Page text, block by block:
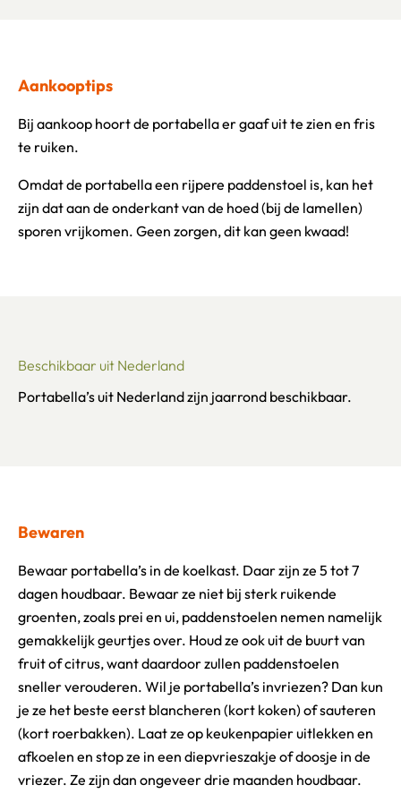
Aankooptips
Bij aankoop hoort de portabella er gaaf uit te zien en fris
te ruiken.
Omdat de portabella een rijpere paddenstoel is, kan het
zijn dat aan de onderkant van de hoed (bij de lamellen)
sporen vrijkomen. Geen zorgen, dit kan geen kwaad!
Beschikbaar uit Nederland
Portabella’s uit Nederland zijn jaarrond beschikbaar.
Bewaren
Bewaar portabella’s in de koelkast. Daar zijn ze 5 tot 7
dagen houdbaar. Bewaar ze niet bij sterk ruikende
groenten, zoals prei en ui, paddenstoelen nemen namelijk
gemakkelijk geurtjes over. Houd ze ook uit de buurt van
fruit of citrus, want daardoor zullen paddenstoelen
sneller verouderen. Wil je portabella’s invriezen? Dan kun
je ze het beste eerst blancheren (kort koken) of sauteren
(kort roerbakken). Laat ze op keukenpapier uitlekken en
afkoelen en stop ze in een diepvrieszakje of doosje in de
vriezer. Ze zijn dan ongeveer drie maanden houdbaar.